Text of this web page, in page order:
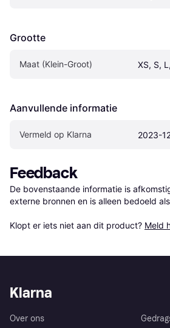
Grootte
Maat (Klein-Groot) XS, S,
Aanvullende informatie
Vermeld op Klarna 2023-
Feedback
De bovenstaande informatie is
externe bronnen en is alleen bedoeld
Klopt er iets niet aan dit product? Meld
Klarna
Over ons